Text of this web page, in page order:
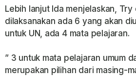
Lebih lanjut Ida menjelaskan, Try
dilaksanakan ada 6 yang akan
untuk UN, ada 4 mata pelajaran.
” 3 untuk mata pelajaran umum
merupakan pilihan dari masing-